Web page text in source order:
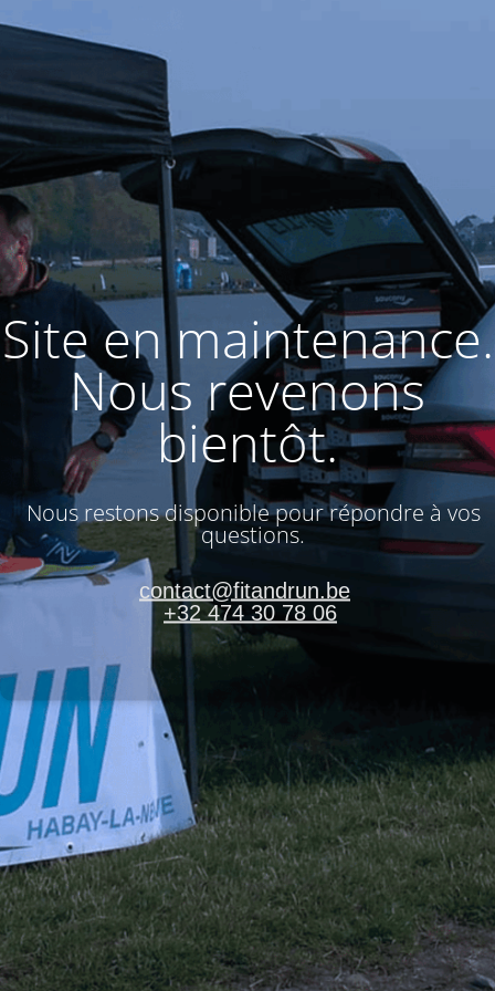
Site en maintenance.
Nous revenons
bientôt.
Nous restons disponible pour répondre à vos
questions.
contact@fitandrun.be
+32 474 30 78 06